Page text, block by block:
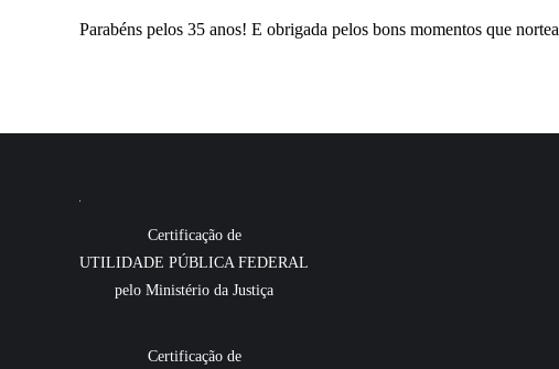
Parabéns pelos 35 anos! E obrigada pelos bons momentos que
Certificação de
UTILIDADE PÚBLICA FEDERAL
pelo Ministério da Justiça
Certificação de